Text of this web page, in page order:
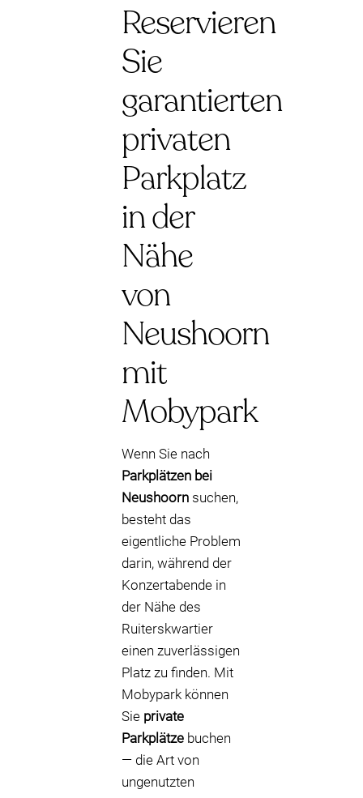
Reservieren
Sie
garantierten
privaten
Parkplatz
in der
Nähe
von
Neushoorn
mit
Mobypark
Wenn Sie nach
Parkplätzen bei
Neushoorn suchen,
besteht das
eigentliche Problem
darin, während der
Konzertabende in
der Nähe des
Ruiterskwartier
einen zuverlässigen
Platz zu finden. Mit
Mobypark können
Sie private
Parkplätze buchen
— die Art von
ungenutzten